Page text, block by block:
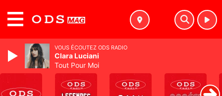
VOUS ÉCOUTEZ ODS RADIO
Clara Luciani
Tout Pour Moi